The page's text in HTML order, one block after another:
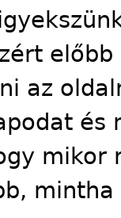
az
és
mikor